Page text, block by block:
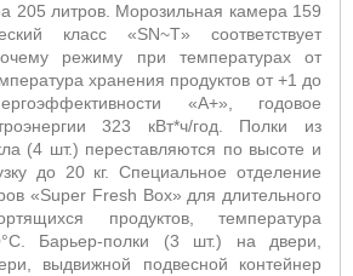
205 литров. Морозильная камера 159
класс «SN~T» соответствует
режиму при температурах от
хранения продуктов от +1 до
«А+», годовое
323 кВт*ч/год. Полки из
(4 шт.) переставляются по высоте и
до 20 кг. Специальное отделение
«Super Fresh Box» для длительного
продуктов, температура
Барьер-полки (3 шт.) на двери,
выдвижной подвесной контейнер